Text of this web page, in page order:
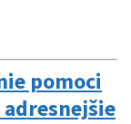
pomoci